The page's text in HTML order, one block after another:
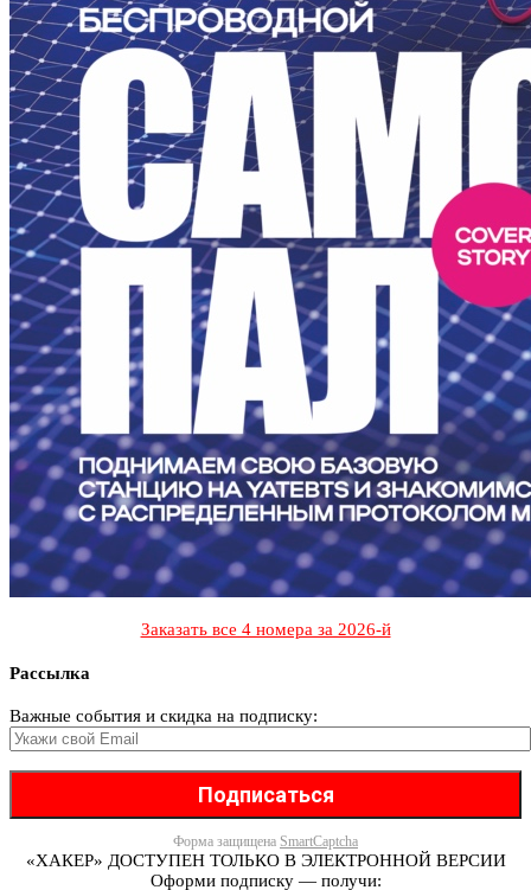
Заказать все 4 номера за 2026-й
Рассылка
Важные события и скидка на подписку:
Форма защищена SmartCaptcha
«ХАКЕР» ДОСТУПЕН ТОЛЬКО В ЭЛЕКТРОННОЙ ВЕРСИИ
Оформи подписку — получи: